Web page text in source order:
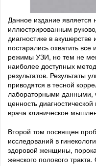
Данное издание
иллюстрированным
диагностике в акушерстве
постарались охватить
режимы УЗИ, но тем не
наиболее доступных
результатов. Результаты
приводятся в тесной
лабораторными данными,
ценность
врача клиническое
Второй том посвящен
исследований в
здоровой женщины,
женского полового